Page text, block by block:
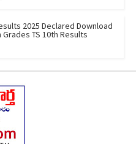
2025 Declared Download
TS 10th Results